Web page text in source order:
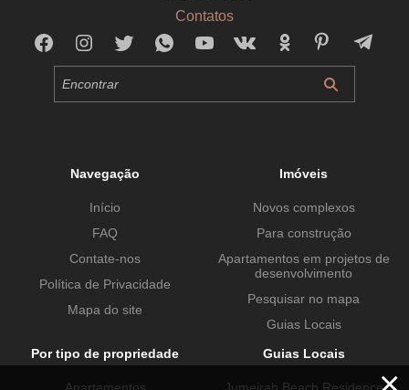
Contatos
Navegação
Início
FAQ
Contate-nos
Política de Privacidade
Mapa do site
Imóveis
Novos complexos
Para construção
Apartamentos em projetos de
desenvolvimento
Pesquisar no mapa
Guias Locais
Por tipo de propriedade
Guias Locais